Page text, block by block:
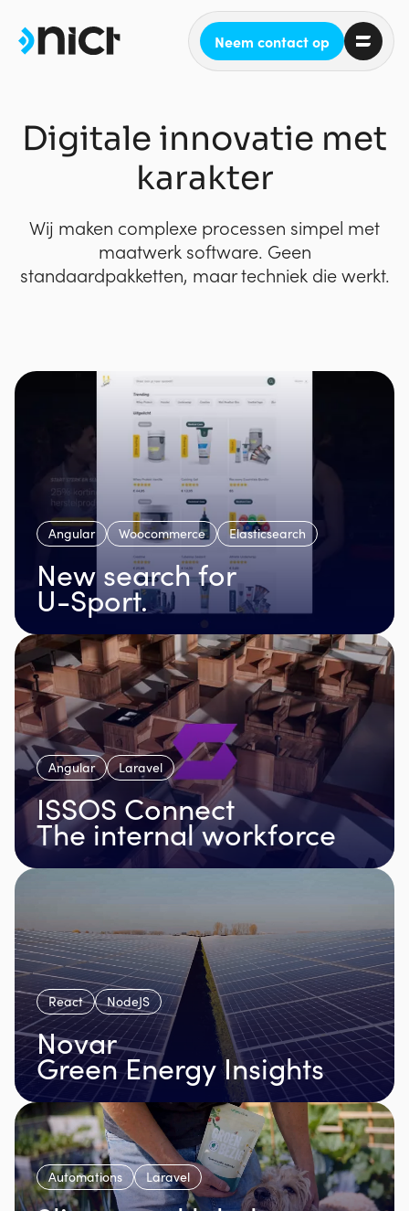
Neem contact op
Digitale innovatie met
karakter
Wij maken complexe processen simpel met
maatwerk software. Geen
standaardpakketten, maar techniek die werkt.
Angular Woocommerce Elasticsearch
New search for
U-Sport.
Angular Laravel
ISSOS Connect
The internal workforce
React NodeJS
Novar
Green Energy Insights
Automations Laravel